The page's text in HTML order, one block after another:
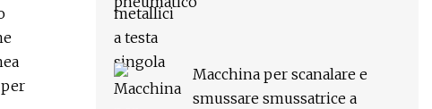
Macchina per scanalare e
smussare smussatrice a